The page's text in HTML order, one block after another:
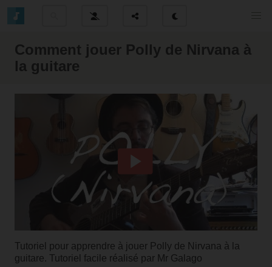
Comment jouer Polly de Nirvana à
la guitare
Tutoriel pour apprendre à jouer Polly de Nirvana à la
guitare. Tutoriel facile réalisé par Mr Galago